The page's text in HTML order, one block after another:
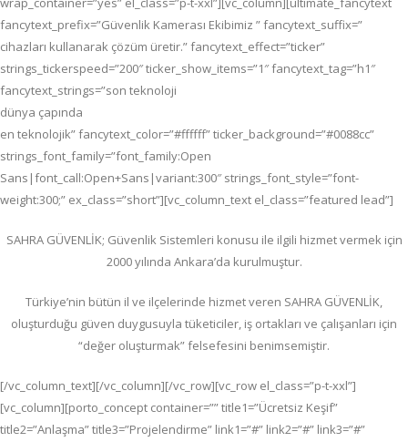
fancytext_prefix=”Güvenlik Kamerası Ekibimiz ” fancytext_suffix=”
cihazları kullanarak çözüm üretir.” fancytext_effect=”ticker”
strings_tickerspeed=”200″ ticker_show_items=”1″ fancytext_tag=”h1″
fancytext_strings=”son teknoloji
dünya çapında
en teknolojik” fancytext_color=”#ffffff” ticker_background=”#0088cc”
strings_font_family=”font_family:Open
Sans|font_call:Open+Sans|variant:300″ strings_font_style=”font-
weight:300;” ex_class=”short”][vc_column_text el_class=”featured lead”]
SAHRA GÜVENLİK; Güvenlik Sistemleri konusu ile ilgili hizmet vermek için
2000 yılında Ankara’da kurulmuştur.
Türkiye’nin bütün il ve ilçelerinde hizmet veren SAHRA GÜVENLİK,
oluşturduğu güven duygusuyla tüketiciler, iş ortakları ve çalışanları için
“değer oluşturmak” felsefesini benimsemiştir.
[/vc_column_text][/vc_column][/vc_row][vc_row el_class=”p-t-xxl”]
[vc_column][porto_concept container=”” title1=”Ücretsiz Keşif”
title2=”Anlaşma” title3=”Projelendirme” link1=”#” link2=”#” link3=”#”